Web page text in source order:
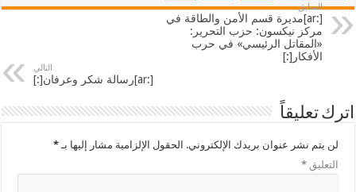
السابق
[:ar]مديرة قسم الأمن والطاقة في
مركز نيكسون: حزب التحرير:
«المقاتل الرئيسي» في حرب
الأفكار[:]
التالي
[:ar]رسالة شكر وعرفان[:]
اترك تعليقاً
لن يتم نشر عنوان بريدك الإلكتروني. الحقول الإلزامية مشار إليها بـ*
التعليق*